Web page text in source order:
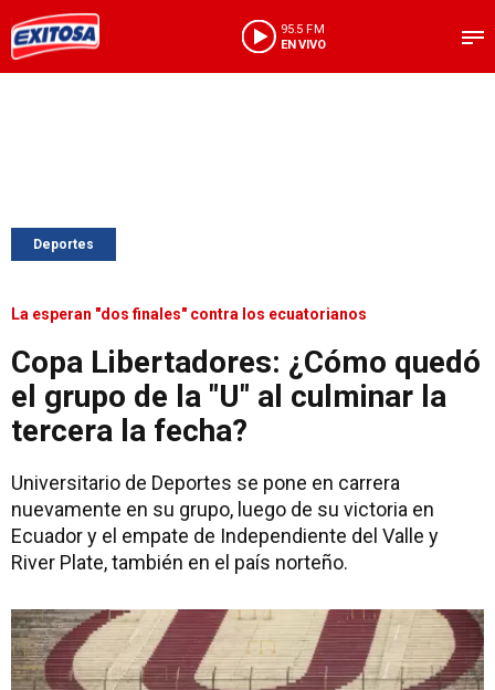
95.5 FM
EN VIVO
Deportes
La esperan "dos finales" contra los ecuatorianos
Copa Libertadores: ¿Cómo quedó
el grupo de la "U" al culminar la
tercera la fecha?
Universitario de Deportes se pone en carrera
nuevamente en su grupo, luego de su victoria en
Ecuador y el empate de Independiente del Valle y
River Plate, también en el país norteño.